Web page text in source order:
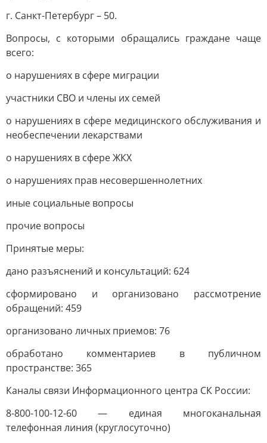
г. Санкт-Петербург – 50.
Вопросы, с которыми обращались граждане чаще
всего:
о нарушениях в сфере миграции
участники СВО и члены их семей
о нарушениях в сфере медицинского обслуживания и
необеспечении лекарствами
о нарушениях в сфере ЖКХ
о нарушениях прав несовершеннолетних
иные социальные вопросы
прочие вопросы
Принятые меры:
дано разъяснений и консультаций: 624
сформировано и организовано рассмотрение
обращений: 459
организовано личных приемов: 76
обработано комментариев в публичном
пространстве: 365
Каналы связи Информационного центра СК России:
8-800-100-12-60 — единая многоканальная
телефонная линия (круглосуточно)